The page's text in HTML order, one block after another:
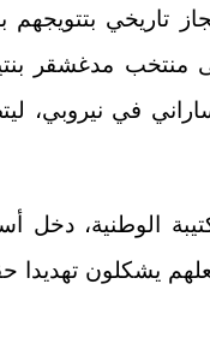
بتتويجهم
في نيروبي،
الوطنية، دخل
يشكلون تهديدا